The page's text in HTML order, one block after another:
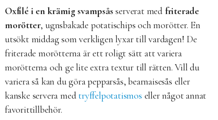
Oxfilé i en krämig svampsås serverat med friterade
morötter, ugnsbakade potatischips och morötter. En
utsökt middag som verkligen lyxar till vardagen! De
friterade morötterna är ett roligt sätt att variera
morötterna och ge lite extra textur till rätten. Vill du
variera så kan du göra pepparsås, bearnaisesås eller
kanske servera medtryffelpotatismos eller något annat
favorittillbehör.